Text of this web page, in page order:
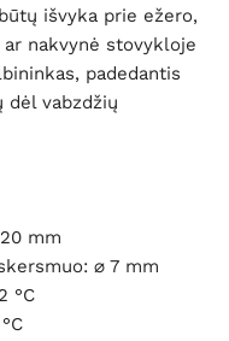
išvyka prie ežero,
nakvynė stovykloje
padedantis
dėl vabzdžių
mm
⌀ 7 mm
°C